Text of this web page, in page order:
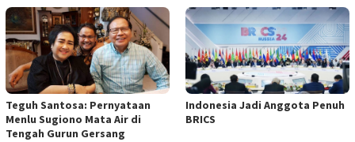
Teguh Santosa: Pernyataan
Menlu Sugiono Mata Air di
Tengah Gurun Gersang
Indonesia Jadi Anggota Penuh
BRICS